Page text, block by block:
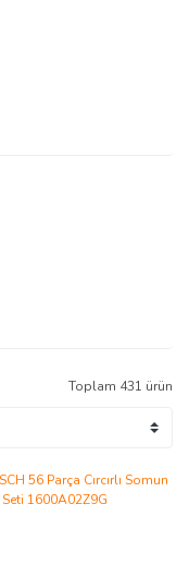
Toplam 431 ürün